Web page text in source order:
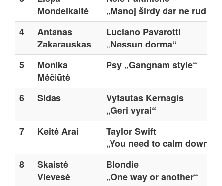
Mondeikaitė
„Manoj širdy dar ne ruduo“
4
Antanas
Zakarauskas
Luciano Pavarotti
„Nessun dorma“
5
Monika
Mėčiūtė
Psy „Gangnam style“
6 Sidas
Vytautas Kernagis
„Geri vyrai“
7
Keitė Arai
Taylor Swift
„You need to calm down“
8
Skaistė
Vievesė
Blondie
„One way or another“